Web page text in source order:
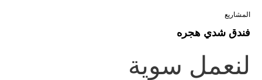
المشاريع
فندق شدي هجره
لنعمل سوية